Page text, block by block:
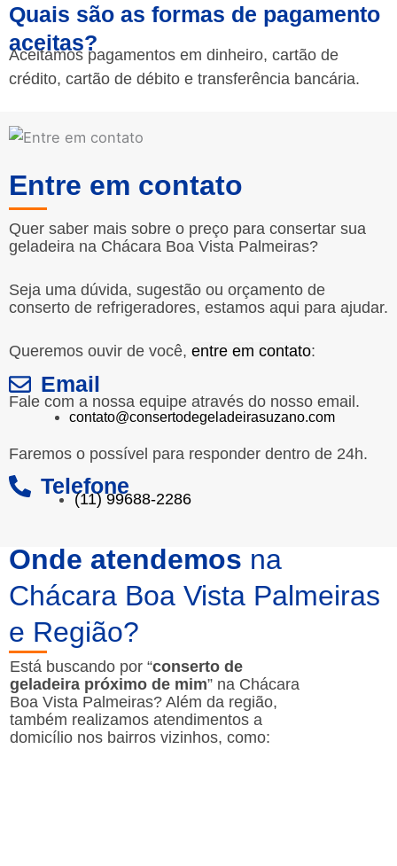
Quais são as formas de pagamento
aceitas?
Aceitamos pagamentos em dinheiro, cartão de
crédito, cartão de débito e transferência bancária.
Entre em contato
Quer saber mais sobre o preço para consertar sua
geladeira na Chácara Boa Vista Palmeiras?
Seja uma dúvida, sugestão ou orçamento de
conserto de refrigeradores, estamos aqui para ajudar.
Queremos ouvir de você, entre em contato:
Email
Fale com a nossa equipe através do nosso email.
contato@consertodegeladeirasuzano.com
Faremos o possível para responder dentro de 24h.
Telefone
(11) 99688-2286
Onde atendemos na
Chácara Boa Vista Palmeiras
e Região?
Está buscando por “conserto de
geladeira próximo de mim” na Chácara
Boa Vista Palmeiras? Além da região,
também realizamos atendimentos a
domicílio nos bairros vizinhos, como: